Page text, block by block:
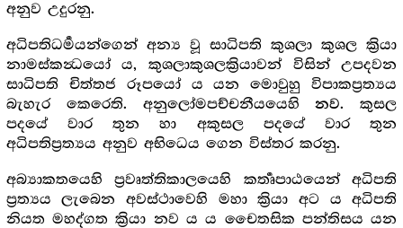
අනුව උදුරනු.
අධිපතිධර්‍මයන්ගෙන් අන්‍ය වූ සාධිපති කුශලා කුශල ක්‍රියා
නාමස්කන්‍ධයෝ ය, කුශලාකුශලක්‍රියාවන් විසින් උපදවන
සාධිපති චිත්තජ රූපයෝ ය යන මොවුහු විපාකප්‍රත්‍යය
බැහැර කෙරෙති. අනුලෝමපච්චනීයයෙහිනව. කුසල
පදයේ වාර තුන හා අකුසල පදයේ වාර තුන
අධිපතිප්‍රත්‍යය අනුව අභිධෙය ගෙන විස්තර කරනු.
අබ්‍යාකතයෙහි ප්‍රවෘත්තිකාලයෙහි කර්‍තෘපාඨයෙන් අධිපති
ප්‍රත්‍යය ලැබෙන අවස්ථාවෙහි මහා ක්‍රියා අට ය අධිපති
නියත මහද්ගත ක්‍රියා නව ය ය චෛතසික පන්තිසය යන